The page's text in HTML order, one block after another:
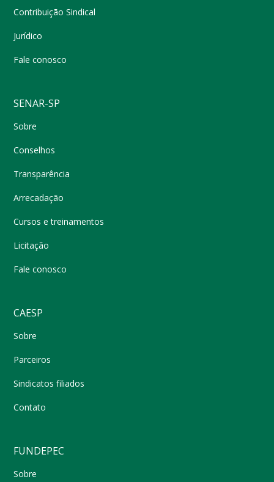
Contribuição Sindical
Jurídico
Fale conosco
SENAR-SP
Sobre
Conselhos
Transparência
Arrecadação
Cursos e treinamentos
Licitação
Fale conosco
CAESP
Sobre
Parceiros
Sindicatos filiados
Contato
FUNDEPEC
Sobre